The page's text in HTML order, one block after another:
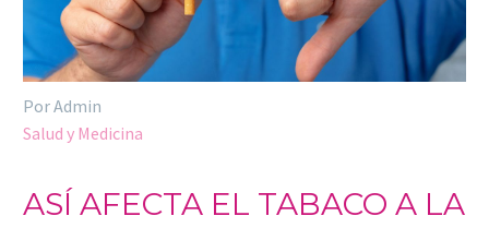
Por Admin
Salud y Medicina
ASÍ AFECTA EL TABACO A LA